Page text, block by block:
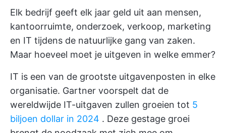
Elk bedrijf geeft elk jaar geld uit aan mensen,
kantoorruimte, onderzoek, verkoop, marketing
en IT tijdens de natuurlijke gang van zaken.
Maar hoeveel moet je uitgeven in welke emmer?
IT is een van de grootste uitgavenposten in elke
organisatie. Gartner voorspelt dat de
wereldwijde IT-uitgaven zullen groeien tot 5
biljoen dollar in 2024 . Deze gestage groei